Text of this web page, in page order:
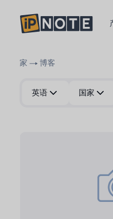
家 博客
英语 国家